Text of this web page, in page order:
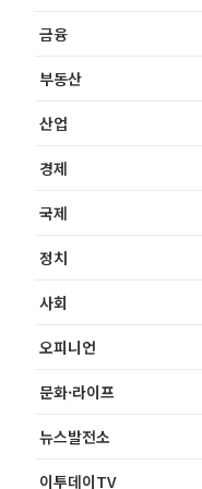
금융
부동산
산업
경제
국제
정치
사회
오피니언
문화·라이프
뉴스발전소
이투데이TV